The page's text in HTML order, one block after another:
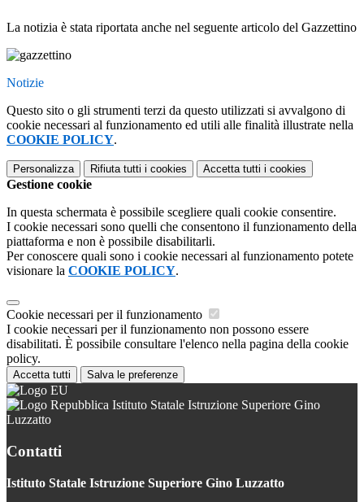
La notizia è stata riportata anche nel seguente articolo del Gazzettino
Notizie
Questo sito o gli strumenti terzi da questo utilizzati si avvalgono di
cookie necessari al funzionamento ed utili alle finalità illustrate nella
COOKIE POLICY.
Personalizza Rifiuta tutti i cookies Accetta tutti i cookies
Gestione cookie
In questa schermata è possibile scegliere quali cookie consentire.
I cookie necessari sono quelli che consentono il funzionamento della
piattaforma e non è possibile disabilitarli.
Per conoscere quali sono i cookie necessari al funzionamento potete
visionare la COOKIE POLICY.
Cookie necessari per il funzionamento
I cookie necessari per il funzionamento non possono essere
disabilitati. È possibile consultare l'elenco nella pagina della cookie
policy.
Accetta tutti Salva le preferenze
Istituto Statale Istruzione Superiore Gino
Luzzatto
Contatti
Istituto Statale Istruzione Superiore Gino Luzzatto